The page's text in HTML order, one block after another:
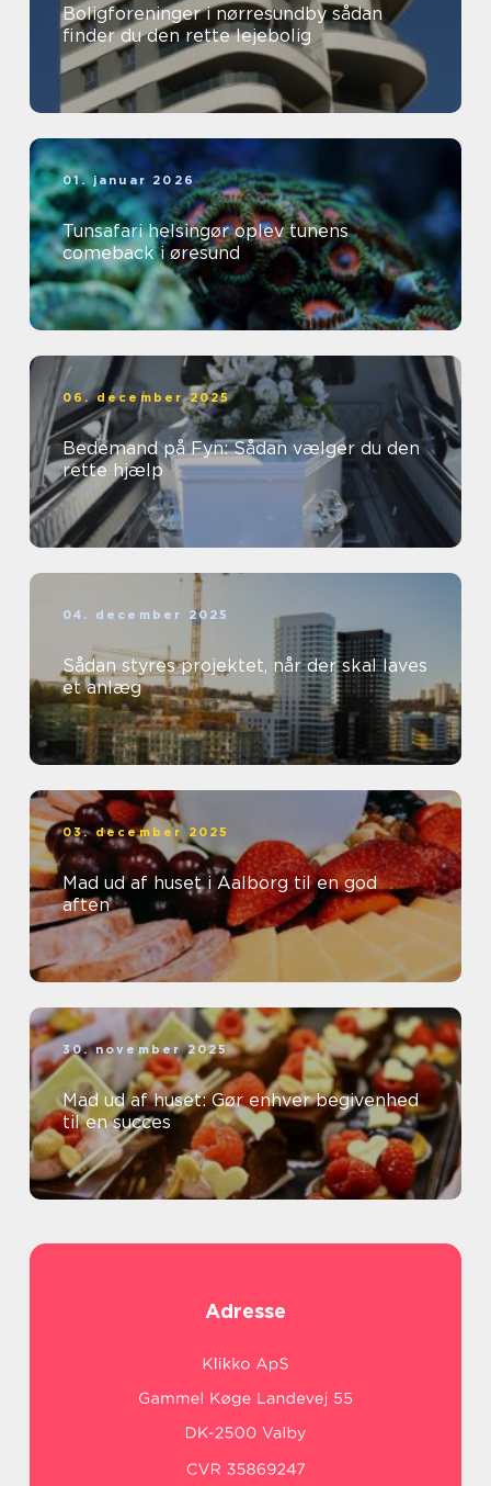
Boligforeninger i nørresundby sådan
finder du den rette lejebolig
01. januar 2026
Tunsafari helsingør oplev tunens
comeback i øresund
06. december 2025
Bedemand på Fyn: Sådan vælger du den
rette hjælp
04. december 2025
Sådan styres projektet, når der skal laves
et anlæg
03. december 2025
Mad ud af huset i Aalborg til en god
aften
30. november 2025
Mad ud af huset: Gør enhver begivenhed
til en succes
Adresse